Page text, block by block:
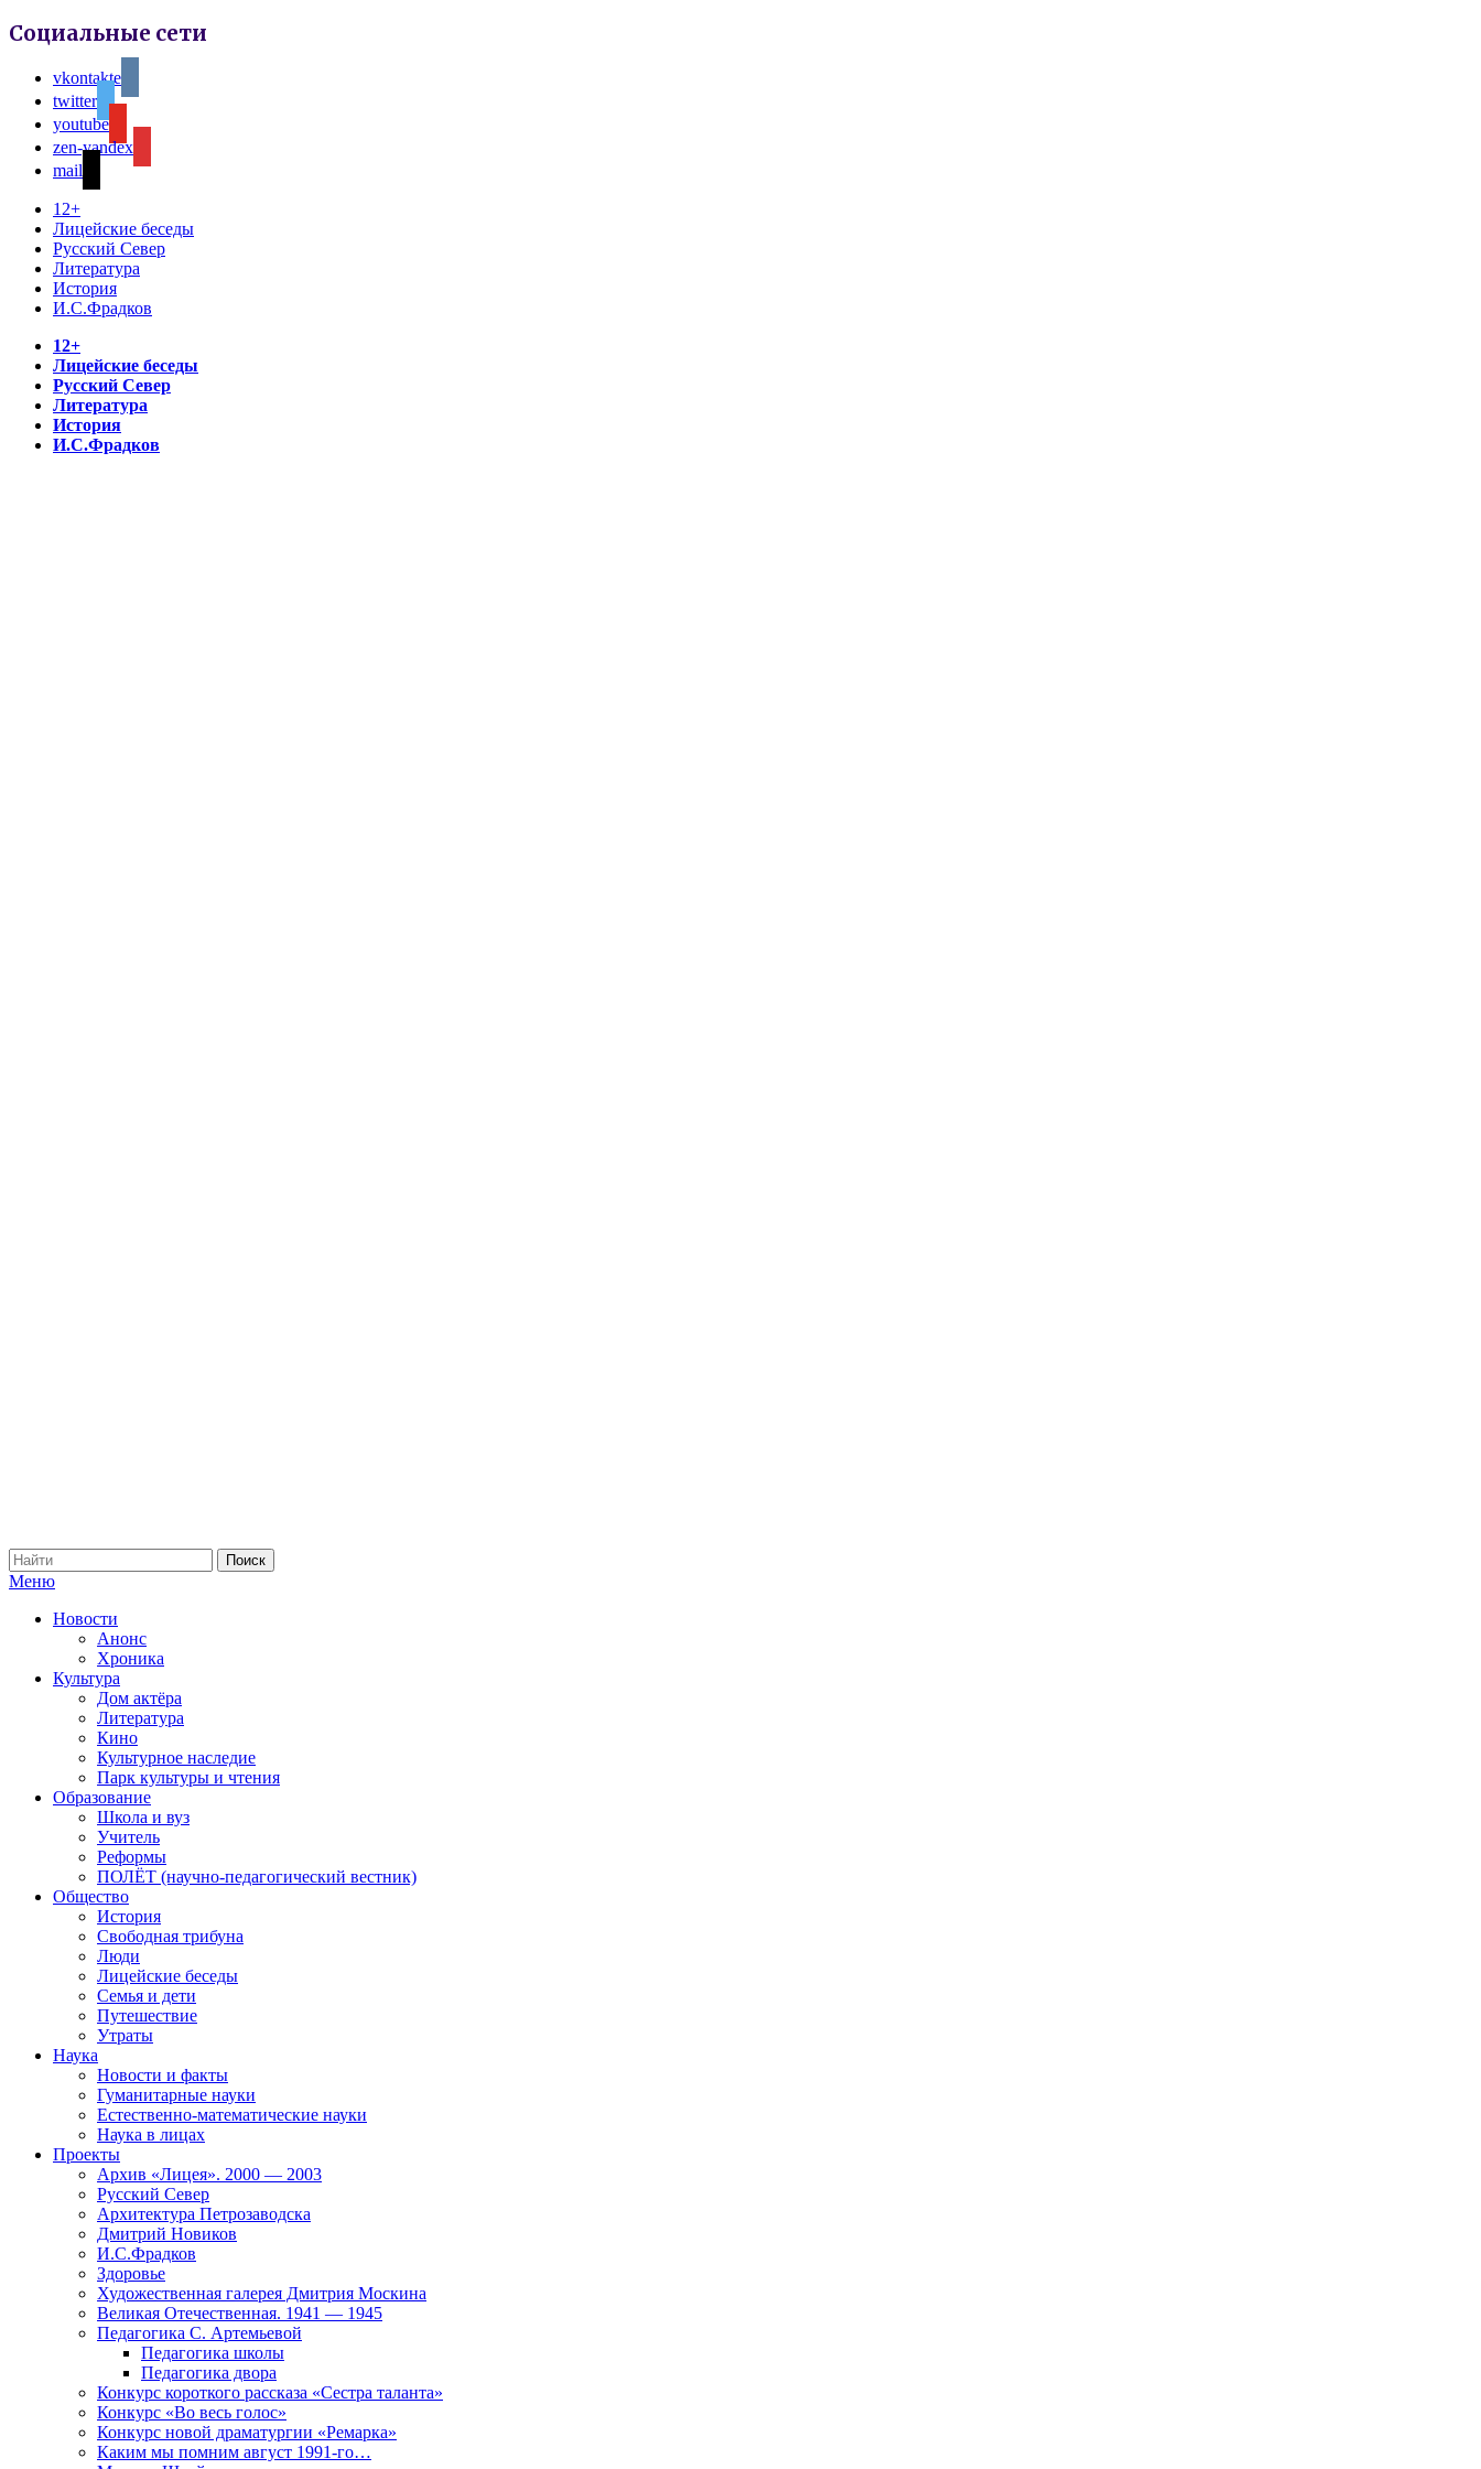
Социальные сети
vkontakte
twitter
youtube
zen-yandex
mail
12+
Лицейские беседы
Русский Север
Литература
История
И.С.Фрадков
12+
Лицейские беседы
Русский Север
Литература
История
И.С.Фрадков
Меню
Новости
Анонс
Хроника
Культура
Дом актёра
Литература
Кино
Культурное наследие
Парк культуры и чтения
Образование
Школа и вуз
Учитель
Реформы
ПОЛЁТ (научно-педагогический вестник)
Общество
История
Свободная трибуна
Люди
Лицейские беседы
Семья и дети
Путешествие
Утраты
Наука
Новости и факты
Гуманитарные науки
Естественно-математические науки
Наука в лицах
Проекты
Архив «Лицея». 2000 — 2003
Русский Север
Архитектура Петрозаводска
Дмитрий Новиков
И.С.Фрадков
Здоровье
Художественная галерея Дмитрия Москина
Великая Отечественная. 1941 — 1945
Педагогика С. Артемьевой
Педагогика школы
Педагогика двора
Конкурс короткого рассказа «Сестра таланта»
Конкурс «Во весь голос»
Конкурс новой драматургии «Ремарка»
Каким мы помним август 1991-го…